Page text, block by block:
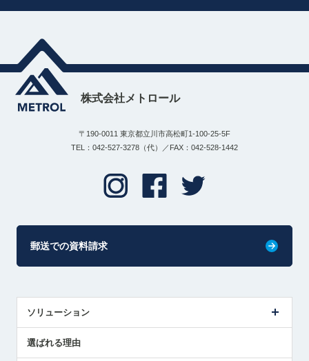
株式会社メトロール
〒190-0011 東京都立川市高松町1-100-25-5F
TEL：042-527-3278（代）／FAX：042-528-1442
郵送での資料請求
ソリューション
解決策提案
選ばれる理由